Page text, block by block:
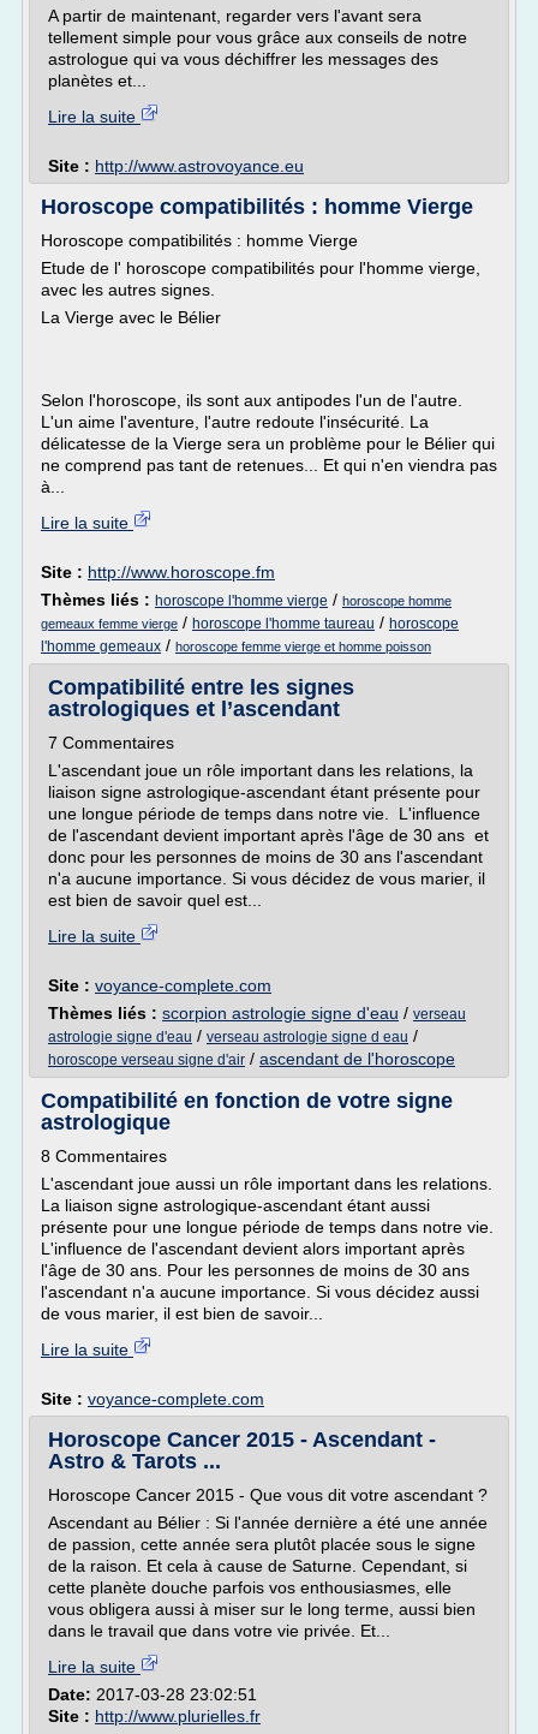
A partir de maintenant, regarder vers l'avant sera
tellement simple pour vous grâce aux conseils de notre
astrologue qui va vous déchiffrer les messages des
planètes et...
Lire la suite
Site : http://www.astrovoyance.eu
Horoscope compatibilités : homme Vierge
Horoscope compatibilités : homme Vierge
Etude de l' horoscope compatibilités pour l'homme vierge,
avec les autres signes.
La Vierge avec le Bélier
Selon l'horoscope, ils sont aux antipodes l'un de l'autre.
L'un aime l'aventure, l'autre redoute l'insécurité. La
délicatesse de la Vierge sera un problème pour le Bélier qui
ne comprend pas tant de retenues... Et qui n'en viendra pas
à...
Lire la suite
Site : http://www.horoscope.fm
Thèmes liés : horoscope l'homme vierge / horoscope homme
gemeaux femme vierge / horoscope l'homme taureau / horoscope
l'homme gemeaux / horoscope femme vierge et homme poisson
Compatibilité entre les signes
astrologiques et l’ascendant
7 Commentaires
L'ascendant joue un rôle important dans les relations, la
liaison signe astrologique-ascendant étant présente pour
une longue période de temps dans notre vie. L'influence
de l'ascendant devient important après l'âge de 30 ans et
donc pour les personnes de moins de 30 ans l'ascendant
n'a aucune importance. Si vous décidez de vous marier, il
est bien de savoir quel est...
Lire la suite
Site : voyance-complete.com
Thèmes liés : scorpion astrologie signe d'eau / verseau
astrologie signe d'eau / verseau astrologie signe d eau /
horoscope verseau signe d'air / ascendant de l'horoscope
Compatibilité en fonction de votre signe
astrologique
8 Commentaires
L'ascendant joue aussi un rôle important dans les relations.
La liaison signe astrologique-ascendant étant aussi
présente pour une longue période de temps dans notre vie.
L'influence de l'ascendant devient alors important après
l'âge de 30 ans. Pour les personnes de moins de 30 ans
l'ascendant n'a aucune importance. Si vous décidez aussi
de vous marier, il est bien de savoir...
Lire la suite
Site : voyance-complete.com
Horoscope Cancer 2015 - Ascendant -
Astro & Tarots ...
Horoscope Cancer 2015 - Que vous dit votre ascendant ?
Ascendant au Bélier : Si l'année dernière a été une année
de passion, cette année sera plutôt placée sous le signe
de la raison. Et cela à cause de Saturne. Cependant, si
cette planète douche parfois vos enthousiasmes, elle
vous obligera aussi à miser sur le long terme, aussi bien
dans le travail que dans votre vie privée. Et...
Lire la suite
Date: 2017-03-28 23:02:51
Site : http://www.plurielles.fr